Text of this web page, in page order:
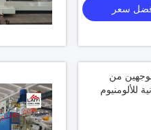
سعر
من
للألومنيوم